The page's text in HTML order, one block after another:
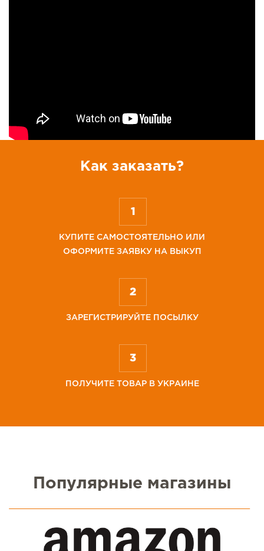
Как заказать?
КУПИТЕ САМОСТОЯТЕЛЬНО ИЛИ
ОФОРМИТЕ ЗАЯВКУ НА ВЫКУП
ЗАРЕГИСТРИРУЙТЕ ПОСЫЛКУ
ПОЛУЧИТЕ ТОВАР В УКРАИНЕ
Популярные магазины